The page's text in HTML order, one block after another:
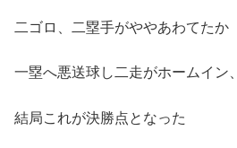
二ゴロ、二塁手がややあわてたか
一塁へ悪送球し二走がホームイン、
結局これが決勝点となった